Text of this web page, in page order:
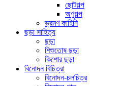
ছোটগল্প
অণুগল্প
ভ্রমণ কাহিনি
ছড়া সাহিত্য
ছড়া
শিশুতোষ ছড়া
কিশোর ছড়া
বিনোদন বিচিত্রা
বিনোদন-চলচিত্র